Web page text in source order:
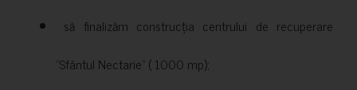
să finalizăm construcția centrului de recuperare
”Sfântul Nectarie” ( 1000 mp);